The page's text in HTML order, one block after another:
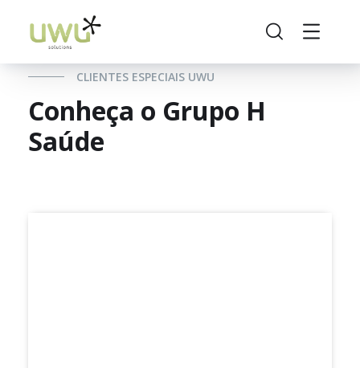
CLIENTES ESPECIAIS UWU
Conheça o Grupo H
Saúde